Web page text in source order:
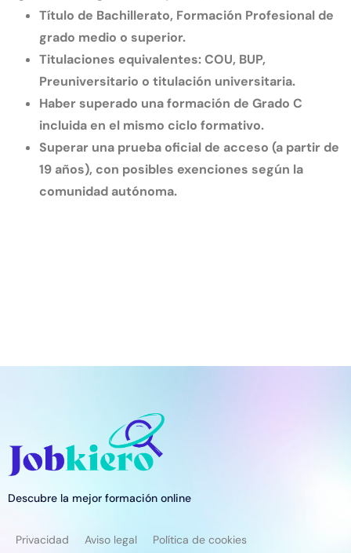
Título de Bachillerato, Formación Profesional de
grado medio o superior.
Titulaciones equivalentes: COU, BUP,
Preuniversitario o titulación universitaria.
Haber superado una formación de Grado C
incluida en el mismo ciclo formativo.
Superar una prueba oficial de acceso (a partir de
19 años), con posibles exenciones según la
comunidad autónoma.
Descubre la mejor formación online
Privacidad Aviso legal Política de cookies